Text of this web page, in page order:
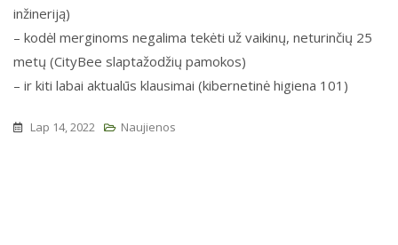
inžineriją)
– kodėl merginoms negalima tekėti už vaikinų, neturinčių 25
metų (CityBee slaptažodžių pamokos)
– ir kiti labai aktualūs klausimai (kibernetinė higiena 101)
Lap 14, 2022 Naujienos